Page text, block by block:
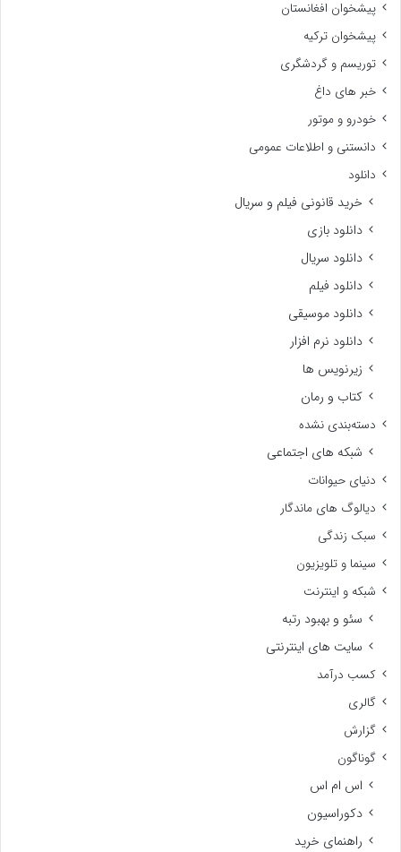
پیشخوان افغانستان
پیشخوان ترکیه
توریسم و گردشگری
خبر های داغ
خودرو و موتور
دانستنی و اطلاعات عمومی
دانلود
خرید قانونی فیلم و سریال
دانلود بازی
دانلود سریال
دانلود فیلم
دانلود موسیقی
دانلود نرم افزار
زیرنویس ها
کتاب و رمان
دسته‌بندی نشده
شبکه های اجتماعی
دنیای حیوانات
دیالوگ های ماندگار
سبک زندگی
سینما و تلویزیون
شبکه و اینترنت
سئو و بهبود رتبه
سایت های اینترنتی
کسب درآمد
گالری
گزارش
گوناگون
اس ام اس
دکوراسیون
راهنمای خرید